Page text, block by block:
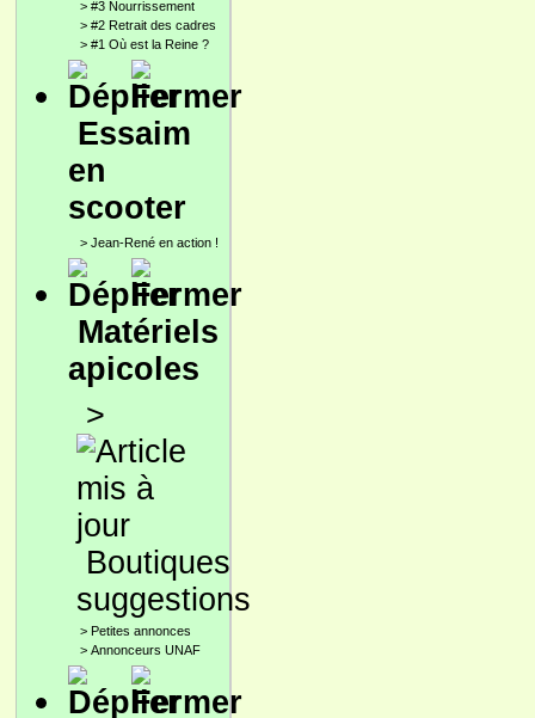
> #3 Nourrissement
> #2 Retrait des cadres
> #1 Où est la Reine ?
Essaim
en
scooter
> Jean-René en action !
Matériels
apicoles
>
Boutiques
suggestions
> Petites annonces
> Annonceurs UNAF